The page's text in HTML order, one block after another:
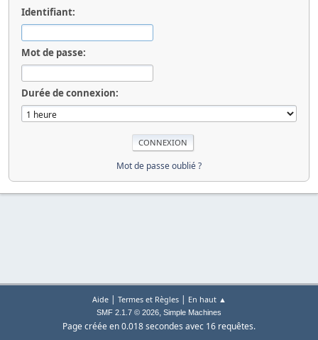
Identifiant:
Mot de passe:
Durée de connexion:
Mot de passe oublié ?
Aide| Termes et Règles| En haut ▲
SMF 2.1.7 © 2026, Simple Machines
Page créée en 0.018 secondes avec 16 requêtes.